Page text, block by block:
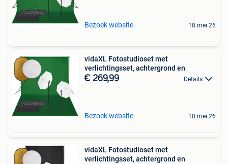
Bezoek website 18 mei 26
vidaXL Fotostudioset met
verlichtingsset, achtergrond en
€ 269,99 Details
Bezoek website 18 mei 26
vidaXL Fotostudioset met
verlichtingsset, achtergrond en